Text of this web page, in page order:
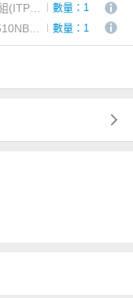
SAMSUNG ITFIT 45W 旅行充電組(ITPW37BE) 不分色 (三星活動用)
數量：1
數量：1